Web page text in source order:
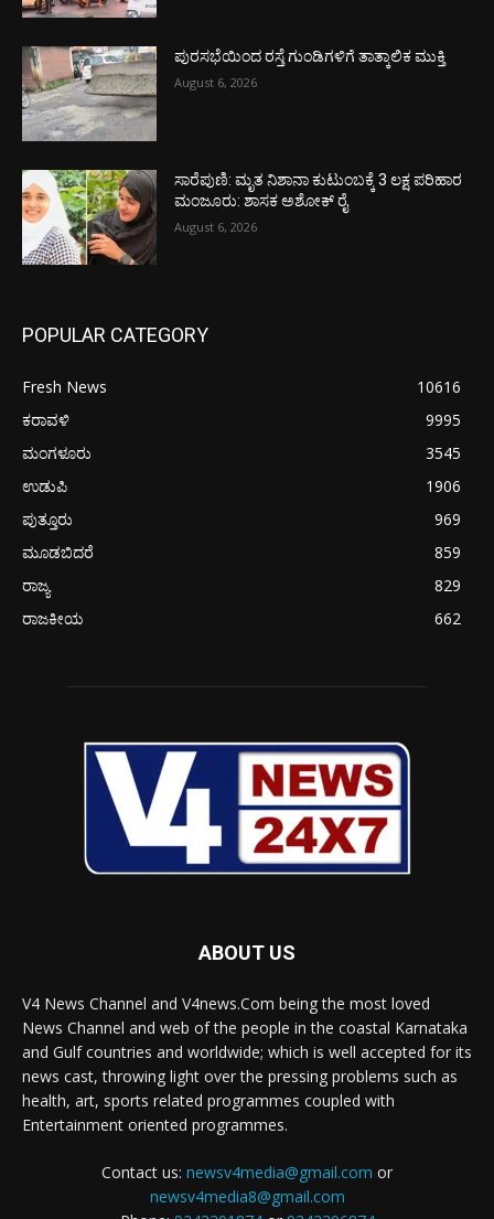
ಪುರಸಭೆಯಿಂದ ರಸ್ತೆ ಗುಂಡಿಗಳಿಗೆ ತಾತ್ಕಾಲಿಕ ಮುಕ್ತಿ
August 6, 2026
ಸಾರೆಪುಣಿ: ಮೃತ ನಿಶಾನಾ ಕುಟುಂಬಕ್ಕೆ 3 ಲಕ್ಷ ಪರಿಹಾರ
ಮಂಜೂರು: ಶಾಸಕ ಅಶೋಕ್ ರೈ
August 6, 2026
POPULAR CATEGORY
Fresh News
10616
ಕರಾವಳಿ
9995
ಮಂಗಳೂರು
3545
ಉಡುಪಿ
1906
ಪುತ್ತೂರು
969
ಮೂಡಬಿದರೆ
859
ರಾಜ್ಯ
829
ರಾಜಕೀಯ
662
ABOUT US
V4 News Channel and V4news.Com being the most loved
News Channel and web of the people in the coastal Karnataka
and Gulf countries and worldwide; which is well accepted for its
news cast, throwing light over the pressing problems such as
health, art, sports related programmes coupled with
Entertainment oriented programmes.
Contact us: newsv4media@gmail.com or
newsv4media8@gmail.com